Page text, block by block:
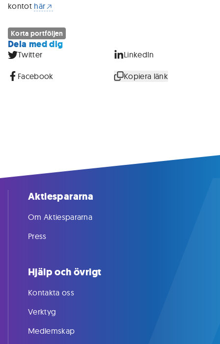
kontot här
Korta portföljen
Dela med dig
Twitter LinkedIn
Facebook Kopiera länk
Aktiespararna
Om Aktiespararna
Press
Hjälp och övrigt
Kontakta oss
Verktyg
Medlemskap